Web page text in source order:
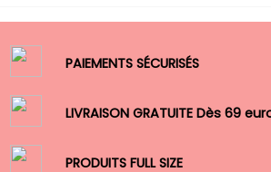
PAIEMENTS SÉCURISÉS
LIVRAISON GRATUITE Dès 69
PRODUITS FULL SIZE